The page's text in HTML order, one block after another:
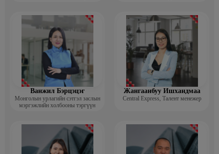
Ванжил Бэрцэцэг
Монголын урлагийн сэтгэл заслын
мэргэжлийн холбооны тэргүүн
Жангаанбуу Ишхандмаа
Central Express, Талент менежер